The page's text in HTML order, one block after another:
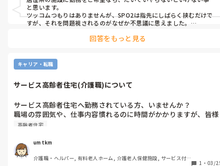
と思います。
ツッコムつもりはありませんが、SPO2は指先にしばらく挟むだけで
すが、それを問題視されるのがなぜか不思議に思えました。
あと、看護業務は、業務独占行為が多くありますが、具体的にどー
最後に、やはり合う合わないは誰でもあり得ますよね。そこは、肌
で感じた通りが、正解と言いますか、自分の結論になるのかな、と
いずれにても、余り余裕がない思いで、業務にあたられてるのだと
回答をもっと見る
キャリア・転職
サービス高齢者住宅(介護職)について
サービス高齢者住宅へ勤務されている方、いませんか？
職場の雰囲気や、仕事内容慣れるのに時間がかかりますが、皆様
は、どれぐらいで慣れたのでしょうか？
高齢者住宅
um tkm
介護職・ヘルパー, 有料老人ホーム, 介護老人保健施設, サービス付
1 ・ 03/